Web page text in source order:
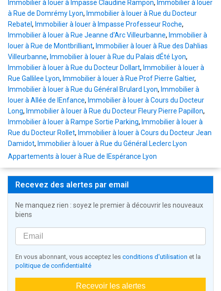
Immobilier à louer à Impasse Claudine Rampon, Immobilier à louer
à Rue de Domrémy Lyon, Immobilier à louer à Rue du Docteur
Rebatel , Immobilier à louer à Impasse Professeur Roche,
Immobilier à louer à Rue Jeanne d'Arc Villeurbanne, Immobilier à
louer à Rue de Montbrilliant, Immobilier à louer à Rue des Dahlias
Villeurbanne, Immobilier à louer à Rue du Palais dÉté Lyon,
Immobilier à louer à Rue du Docteur Dollart, Immobilier à louer à
Rue Gallilee Lyon, Immobilier à louer à Rue Prof Pierre Galtier,
Immobilier à louer à Rue du Général Brulard Lyon, Immobilier à
louer à Allée de lEnfance, Immobilier à louer à Cours du Docteur
Long, Immobilier à louer à Rue du Docteur Fleury Pierre Papillon,
Immobilier à louer à Rampe Sortie Parking, Immobilier à louer à
Rue du Docteur Rollet, Immobilier à louer à Cours du Docteur Jean
Damidot, Immobilier à louer à Rue du Général Leclerc Lyon
Appartements à louer à Rue de lEspérance Lyon
Recevez des alertes par email
Ne manquez rien : soyez le premier à découvrir les nouveaux
biens
En vous abonnant, vous acceptez les conditions d'utilisation et la
politique de confidentialité
Recevoir les alertes